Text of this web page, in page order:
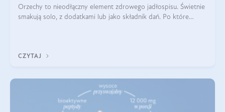
Orzechy to nieodłączny element zdrowego jadłospisu. Świetnie
smakują solo, z dodatkami lub jako składnik dań. Po które
CZYTAJ